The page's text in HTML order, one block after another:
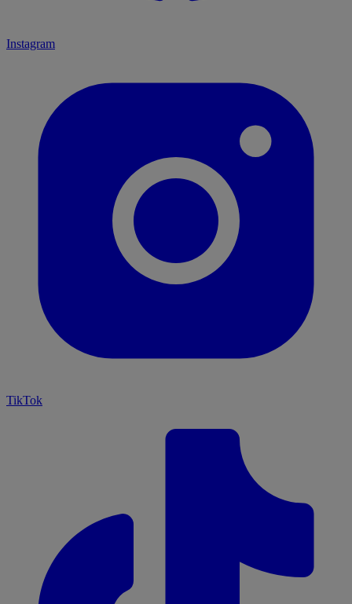
Instagram
TikTok